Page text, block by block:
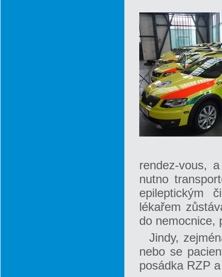
rendez-vous,
nutno
epileptickým
lékařem
do nemocnice,
Jindy,
nebo se
posádka RZP